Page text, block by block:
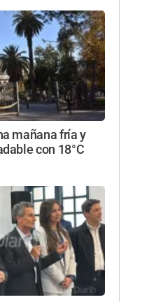
mañana fría y
con 18°C